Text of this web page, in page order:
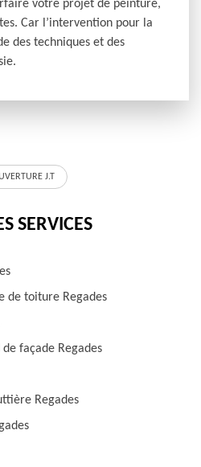
votre projet de peinture,
Car l’intervention pour la
des techniques et des
J.T
SERVICES
de toiture Regades
façade Regades
Regades